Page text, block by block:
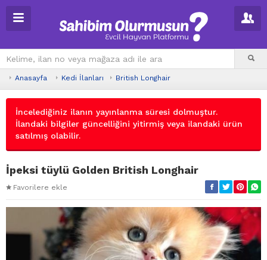
Anasayfa Kedi İlanları British Longhair
İncelediğiniz ilanın yayınlanma süresi dolmuştur.
İlandaki bilgiler güncelliğini yitirmiş veya ilandaki ürün
satılmış olabilir.
İpeksi tüylü Golden British Longhair
Favorilere ekle